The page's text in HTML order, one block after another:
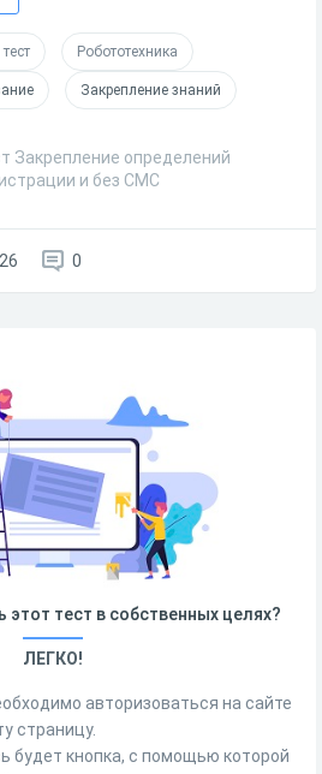
Робототехника
Закрепление знаний
Закрепление определений
и без СМС
26 0
этот тест в собственных целях?
ЛЕГКО!
авторизоваться на сайте
страницу.
будет кнопка, с помощью которой